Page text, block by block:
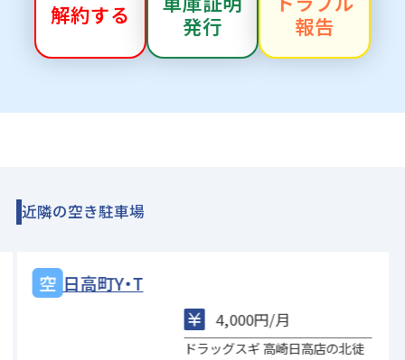
解約する
発行
報告
近隣の空き駐車場
日高町Y・T
4,000円/月
ドラッグスギ 高崎日高店の北徒